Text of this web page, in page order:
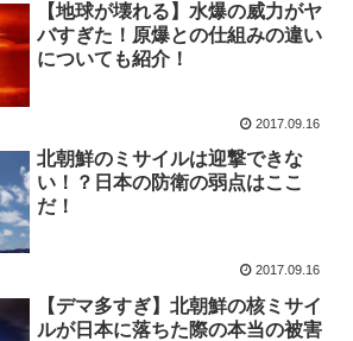
【地球が壊れる】水爆の威力がヤ
バすぎた！原爆との仕組みの違い
についても紹介！
2017.09.16
北朝鮮のミサイルは迎撃できな
い！？日本の防衛の弱点はここ
だ！
2017.09.16
【デマ多すぎ】北朝鮮の核ミサイ
ルが日本に落ちた際の本当の被害